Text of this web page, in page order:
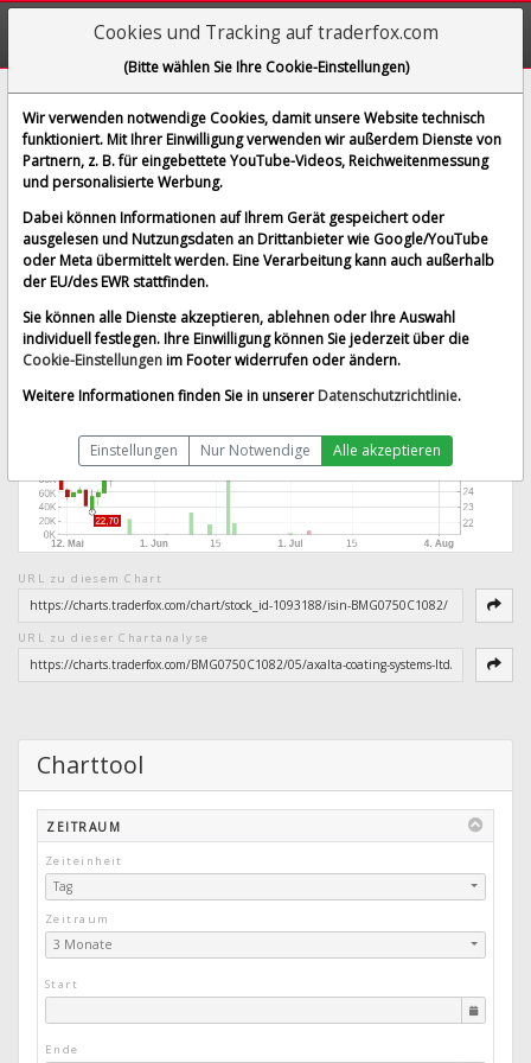
Axalta Coating Systems Ltd.
[WKN A12EDV | ISIN BMG0750C1082]
33,100 € 1,53 %
Echtzeit-Aktienkurs vom 07.08.2026 um 19:59 Uhr
Börse Stuttgart Splitbereinigt
URL zu diesem Chart
URL zu dieser Chartanalyse
Charttool
ZEITRAUM
Zeiteinheit
Tag
Zeitraum
3 Monate
Start
Ende
Cookies und Tracking auf traderfox.com
(Bitte wählen Sie Ihre Cookie-Einstellungen)
Wir verwenden notwendige Cookies, damit unsere Website technisch
funktioniert. Mit Ihrer Einwilligung verwenden wir außerdem Dienste von
Partnern, z. B. für eingebettete YouTube-Videos, Reichweitenmessung
und personalisierte Werbung.
Dabei können Informationen auf Ihrem Gerät gespeichert oder
ausgelesen und Nutzungsdaten an Drittanbieter wie Google/YouTube
oder Meta übermittelt werden. Eine Verarbeitung kann auch außerhalb
der EU/des EWR stattfinden.
Sie können alle Dienste akzeptieren, ablehnen oder Ihre Auswahl
individuell festlegen. Ihre Einwilligung können Sie jederzeit über die
Cookie-Einstellungenim Footer widerrufen oder ändern.
Weitere Informationen finden Sie in unserer Datenschutzrichtlinie.
Einstellungen Nur Notwendige Alle akzeptieren